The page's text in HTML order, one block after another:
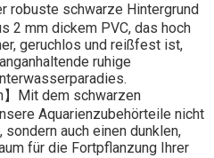
robuste schwarze Hintergrund
2 mm dickem PVC, das hoch
geruchlos und reißfest ist,
ruhige
】Mit dem schwarzen
Aquarienzubehörteile nicht
auch einen dunklen,
für die Fortpflanzung Ihrer